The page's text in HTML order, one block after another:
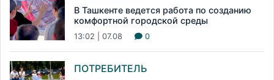
В Ташкенте ведется работа по созданию
комфортной городской среды
13:02 | 07.08 0
ПОТРЕБИТЕЛЬ